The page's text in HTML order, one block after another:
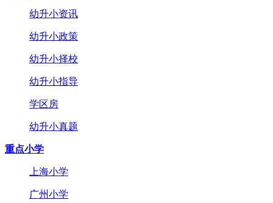
幼升小资讯
幼升小政策
幼升小择校
幼升小指导
学区房
幼升小真题
重点小学
上海小学
广州小学